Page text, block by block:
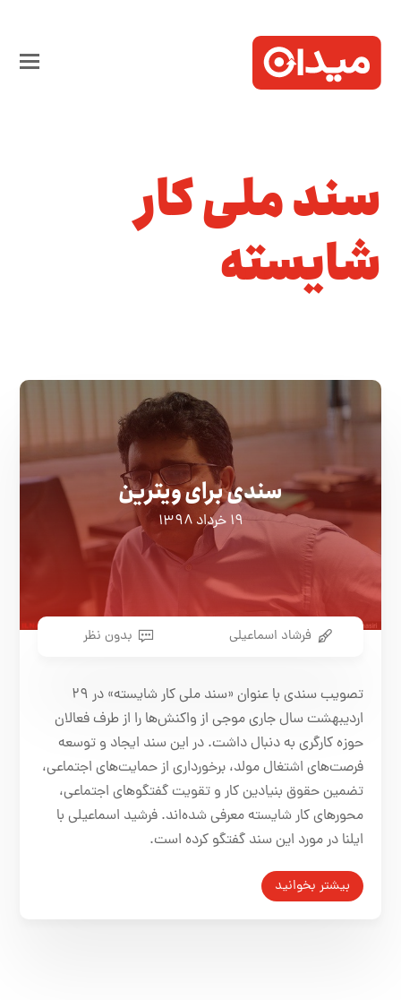
سند ملی کار
شایسته
سندی برای ویترین
۱۹ خرداد ۱۳۹۸
فرشاد اسماعیلی بدون نظر
تصویب سندی با عنوان «سند ملی کار شایسته» در ۲۹
اردیبهشت سال جاری موجی از واکنش‌ها را از طرف فعالان
حوزه کارگری به دنبال داشت. در این سند ایجاد و توسعه
فرصت‌های اشتغال مولد، برخورداری از حمایت‌های اجتماعی،
تضمین حقوق بنیادین کار و تقویت گفتگوهای اجتماعی،
محور‌های کار شایسته معرفی شده‌اند. فرشید اسماعیلی با
ایلنا در مورد این سند گفتگو کرده است.
بیشتر بخوانید